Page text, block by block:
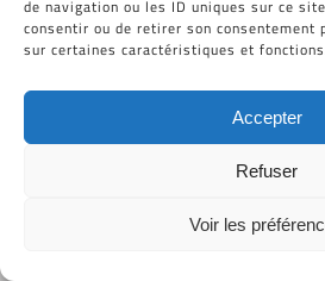
de navigation ou les ID uniques sur ce
consentir ou de retirer son
sur certaines caractéristiques et
Accepter
Refuser
Voir les